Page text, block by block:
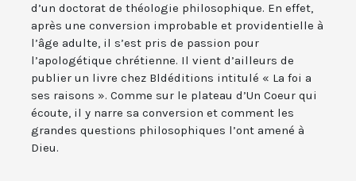
d’un doctorat de théologie philosophique. En effet,
après une conversion improbable et providentielle à
l’âge adulte, il s’est pris de passion pour
l’apologétique chrétienne. Il vient d’ailleurs de
publier un livre chez Bldéditions intitulé « La foi a
ses raisons ». Comme sur le plateau d’Un Coeur qui
écoute, il y narre sa conversion et comment les
grandes questions philosophiques l’ont amené à
Dieu.